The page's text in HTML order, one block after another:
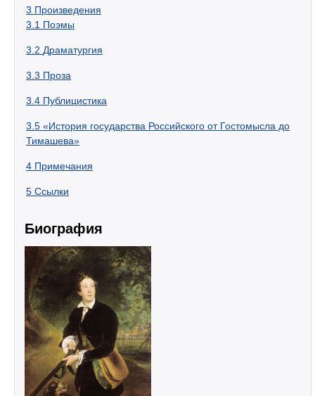
3 Произведения
3.1 Поэмы
3.2 Драматургия
3.3 Проза
3.4 Публицистика
3.5 «История государства Российского от Гостомысла до
Тимашева»
4 Примечания
5 Ссылки
Биография